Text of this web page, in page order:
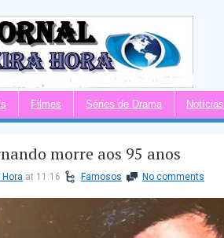
Filmes Séries de Drama Notícias
morre aos 95 anos
at 11:16 Famosos No comments